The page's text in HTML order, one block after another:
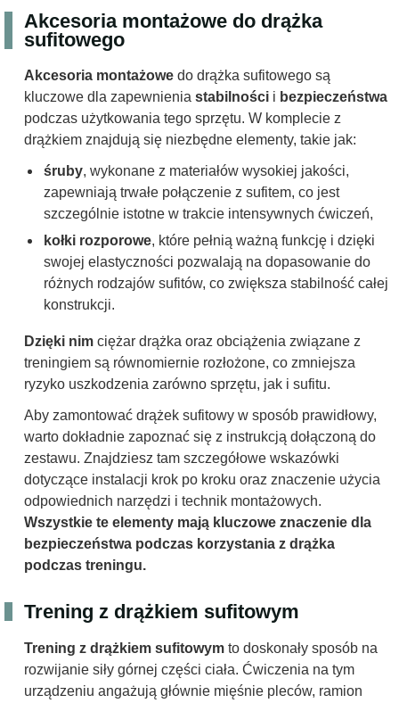
Akcesoria montażowe do drążka
sufitowego
Akcesoria montażowe do drążka sufitowego są
kluczowe dla zapewnienia stabilności i bezpieczeństwa
podczas użytkowania tego sprzętu. W komplecie z
drążkiem znajdują się niezbędne elementy, takie jak:
śruby, wykonane z materiałów wysokiej jakości,
zapewniają trwałe połączenie z sufitem, co jest
szczególnie istotne w trakcie intensywnych ćwiczeń,
kołki rozporowe, które pełnią ważną funkcję i dzięki
swojej elastyczności pozwalają na dopasowanie do
różnych rodzajów sufitów, co zwiększa stabilność całej
konstrukcji.
Dzięki nim ciężar drążka oraz obciążenia związane z
treningiem są równomiernie rozłożone, co zmniejsza
ryzyko uszkodzenia zarówno sprzętu, jak i sufitu.
Aby zamontować drążek sufitowy w sposób prawidłowy,
warto dokładnie zapoznać się z instrukcją dołączoną do
zestawu. Znajdziesz tam szczegółowe wskazówki
dotyczące instalacji krok po kroku oraz znaczenie użycia
odpowiednich narzędzi i technik montażowych.
Wszystkie te elementy mają kluczowe znaczenie dla
bezpieczeństwa podczas korzystania z drążka
podczas treningu.
Trening z drążkiem sufitowym
Trening z drążkiem sufitowym to doskonały sposób na
rozwijanie siły górnej części ciała. Ćwiczenia na tym
urządzeniu angażują głównie mięśnie pleców, ramion